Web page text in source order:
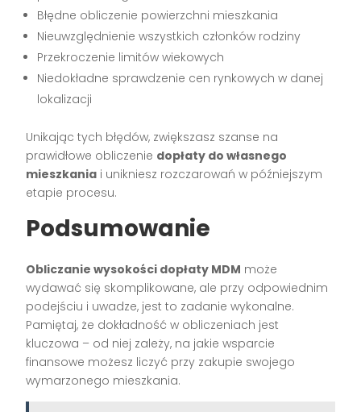
Błędne obliczenie powierzchni mieszkania
Nieuwzględnienie wszystkich członków rodziny
Przekroczenie limitów wiekowych
Niedokładne sprawdzenie cen rynkowych w danej
lokalizacji
Unikając tych błędów, zwiększasz szanse na
prawidłowe obliczenie dopłaty do własnego
mieszkania i unikniesz rozczarowań w późniejszym
etapie procesu.
Podsumowanie
Obliczanie wysokości dopłaty MDM może
wydawać się skomplikowane, ale przy odpowiednim
podejściu i uwadze, jest to zadanie wykonalne.
Pamiętaj, że dokładność w obliczeniach jest
kluczowa – od niej zależy, na jakie wsparcie
finansowe możesz liczyć przy zakupie swojego
wymarzonego mieszkania.